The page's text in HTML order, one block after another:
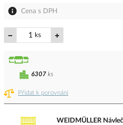
Cena s DPH
ks
Přidat k porovnání
6307 ks
WEIDMÜLLER